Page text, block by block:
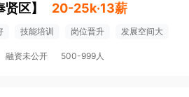
贤区】 20-25k·13薪
技能培训 岗位晋升 发展空间大
融资未公开 500-999人